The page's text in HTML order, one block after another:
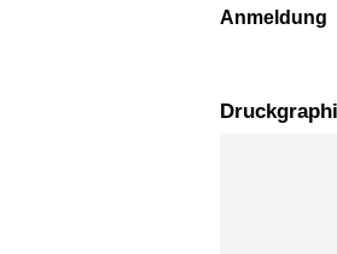
Anmeldung